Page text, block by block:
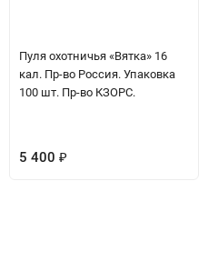
Пуля охотничья «Вятка» 16
кал. Пр-во Россия. Упаковка
100 шт. Пр-во КЗОРС.
5 400 ₽